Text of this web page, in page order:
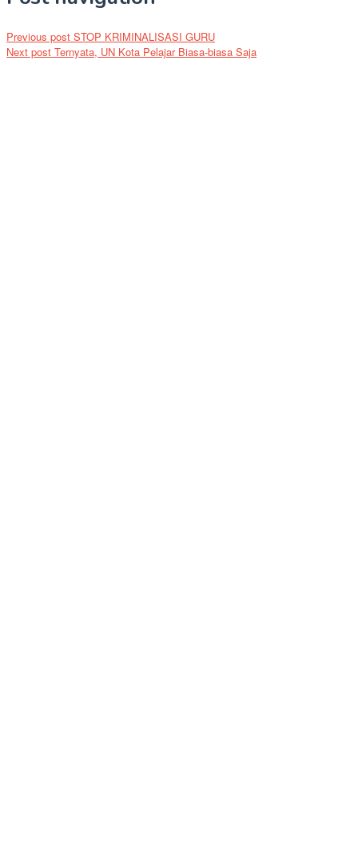
Previous post STOP KRIMINALISASI GURU
Next post Ternyata, UN Kota Pelajar Biasa-biasa Saja